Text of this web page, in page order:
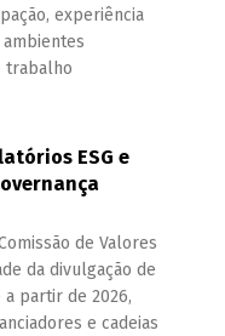
experiência
trabalho
ESG e
de Valores
da divulgação de
partir de 2026,
e cadeias